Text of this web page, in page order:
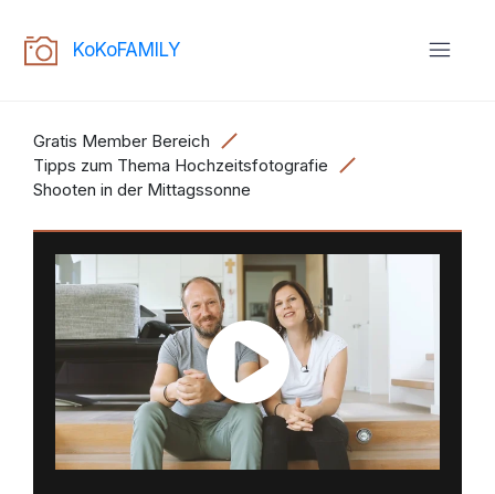
KoKoFAMILY
Gratis Member Bereich
Tipps zum Thema Hochzeitsfotografie
Shooten in der Mittagssonne